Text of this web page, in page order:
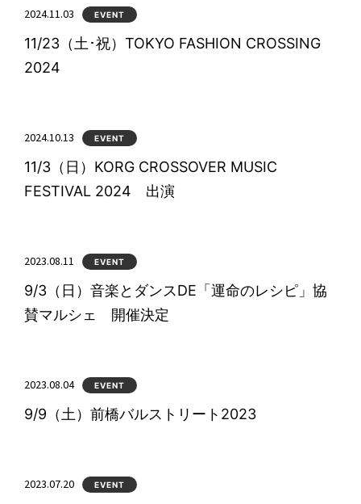
2024.11.03 EVENT
11/23（土･祝）TOKYO FASHION CROSSING
2024
2024.10.13 EVENT
11/3（日）KORG CROSSOVER MUSIC
FESTIVAL 2024 出演
2023.08.11 EVENT
9/3（日）音楽とダンスDE「運命のレシピ」協
賛マルシェ 開催決定
2023.08.04 EVENT
9/9（土）前橋バルストリート2023
2023.07.20 EVENT